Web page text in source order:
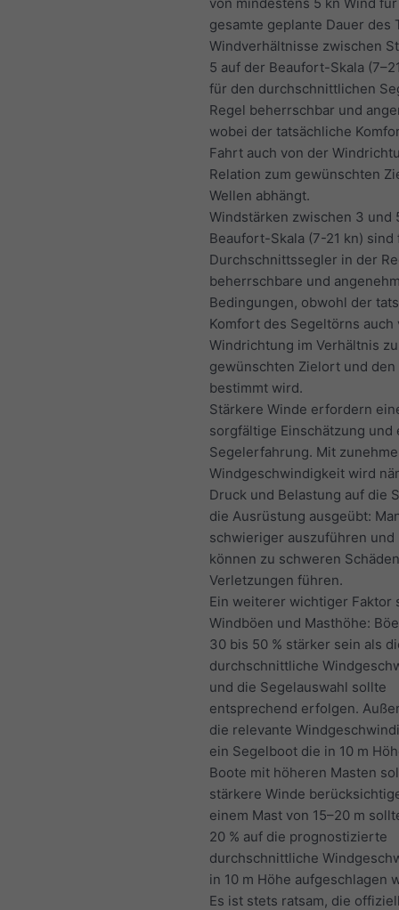
gesamte geplante Dauer des
Windverhältnisse zwischen
5 auf der Beaufort-Skala
für den durchschnittlichen
Regel beherrschbar und
wobei der tatsächliche
Fahrt auch von der
Relation zum gewünschten
Wellen abhängt.
Windstärken zwischen 3 und
Beaufort-Skala (7-21 kn) sind
Durchschnittssegler in der
beherrschbare und
Bedingungen, obwohl der
Komfort des Segeltörns auch
Windrichtung im Verhältnis
gewünschten Zielort und den
bestimmt wird.
Stärkere Winde erfordern
sorgfältige Einschätzung und
Segelerfahrung. Mit
Windgeschwindigkeit wird
Druck und Belastung auf die
die Ausrüstung ausgeübt:
schwieriger auszuführen und
können zu schweren
Verletzungen führen.
Ein weiterer wichtiger Faktor
Windböen und Masthöhe:
30 bis 50 % stärker sein als
durchschnittliche
und die Segelauswahl sollte
entsprechend erfolgen.
die relevante
ein Segelboot die in 10 m
Boote mit höheren Masten
stärkere Winde
einem Mast von 15–20 m
20 % auf die prognostizierte
durchschnittliche
in 10 m Höhe aufgeschlagen
Es ist stets ratsam, die